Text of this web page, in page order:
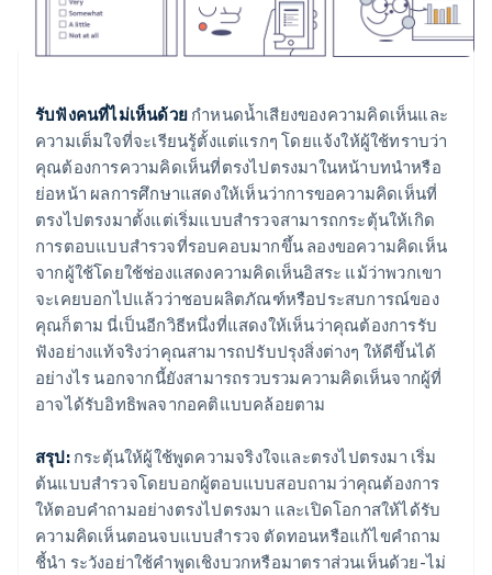
รับฟังคนที่ไม่เห็นด้วย กำหนดน้ำเสียงของความคิดเห็นและ
ความเต็มใจที่จะเรียนรู้ตั้งแต่แรกๆ โดยแจ้งให้ผู้ใช้ทราบว่า
คุณต้องการความคิดเห็นที่ตรงไปตรงมาในหน้าบทนำหรือ
ย่อหน้า ผลการศึกษาแสดงให้เห็นว่าการขอความคิดเห็นที่
ตรงไปตรงมาตั้งแต่เริ่มแบบสำรวจสามารถกระตุ้นให้เกิด
การตอบแบบสำรวจที่รอบคอบมากขึ้น ลองขอความคิดเห็น
จากผู้ใช้โดยใช้ช่องแสดงความคิดเห็นอิสระ แม้ว่าพวกเขา
จะเคยบอกไปแล้วว่าชอบผลิตภัณฑ์หรือประสบการณ์ของ
คุณก็ตาม นี่เป็นอีกวิธีหนึ่งที่แสดงให้เห็นว่าคุณต้องการรับ
ฟังอย่างแท้จริงว่าคุณสามารถปรับปรุงสิ่งต่างๆ ให้ดีขึ้นได้
อย่างไร นอกจากนี้ยังสามารถรวบรวมความคิดเห็นจากผู้ที่
อาจได้รับอิทธิพลจากอคติแบบคล้อยตาม
สรุป:กระตุ้นให้ผู้ใช้พูดความจริงใจและตรงไปตรงมา เริ่ม
ต้นแบบสำรวจโดยบอกผู้ตอบแบบสอบถามว่าคุณต้องการ
ให้ตอบคำถามอย่างตรงไปตรงมา และเปิดโอกาสให้ได้รับ
ความคิดเห็นตอนจบแบบสำรวจ ตัดทอนหรือแก้ไขคำถาม
ชี้นำ ระวังอย่าใช้คำพูดเชิงบวกหรือมาตราส่วนเห็นด้วย-ไม่